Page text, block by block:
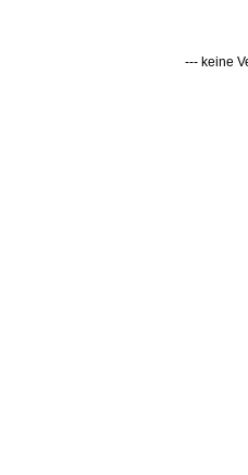
--- keine